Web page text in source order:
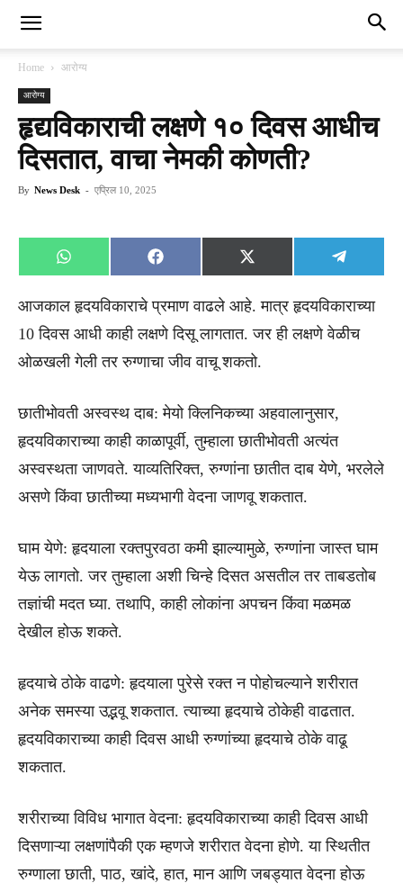
Home आरोग्य
आरोग्य
हृद्यविकाराची लक्षणे १० दिवस आधीच
दिसतात, वाचा नेमकी कोणती?
By News Desk - एप्रिल 10, 2025
Share
on
WhatsApp
Share
on
Facebook
Share
on
X
(Twitter)
Share
on
आजकाल हृदयविकाराचे प्रमाण वाढले आहे. मात्र हृदयविकाराच्या
10 दिवस आधी काही लक्षणे दिसू लागतात. जर ही लक्षणे वेळीच
ओळखली गेली तर रुग्णाचा जीव वाचू शकतो.
छातीभोवती अस्वस्थ दाब: मेयो क्लिनिकच्या अहवालानुसार,
हृदयविकाराच्या काही काळापूर्वी, तुम्हाला छातीभोवती अत्यंत
अस्वस्थता जाणवते. याव्यतिरिक्त, रुग्णांना छातीत दाब येणे, भरलेले
असणे किंवा छातीच्या मध्यभागी वेदना जाणवू शकतात.
घाम येणे: हृदयाला रक्तपुरवठा कमी झाल्यामुळे, रुग्णांना जास्त घाम
येऊ लागतो. जर तुम्हाला अशी चिन्हे दिसत असतील तर ताबडतोब
तज्ञांची मदत घ्या. तथापि, काही लोकांना अपचन किंवा मळमळ
देखील होऊ शकते.
हृदयाचे ठोके वाढणे: हृदयाला पुरेसे रक्त न पोहोचल्याने शरीरात
अनेक समस्या उद्भवू शकतात. त्याच्या हृदयाचे ठोकेही वाढतात.
हृदयविकाराच्या काही दिवस आधी रुग्णांच्या हृदयाचे ठोके वाढू
शकतात.
शरीराच्या विविध भागात वेदना: हृदयविकाराच्या काही दिवस आधी
दिसणाऱ्या लक्षणांपैकी एक म्हणजे शरीरात वेदना होणे. या स्थितीत
रुग्णाला छाती, पाठ, खांदे, हात, मान आणि जबड्यात वेदना होऊ